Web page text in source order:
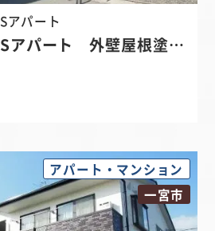
Sアパート
春日井市 小野町 Sアパート 外壁屋根塗装リフォーム
アパート・マンション
一宮市